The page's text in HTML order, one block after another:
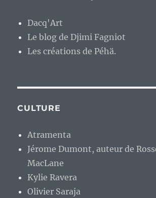
Dacq'Art
Le blog de Djimi Fagniot
Les créations de Péhä.
CULTURE
Atramenta
Jérome Dumont, auteur de
MacLane
Kylie Ravera
Olivier Saraja